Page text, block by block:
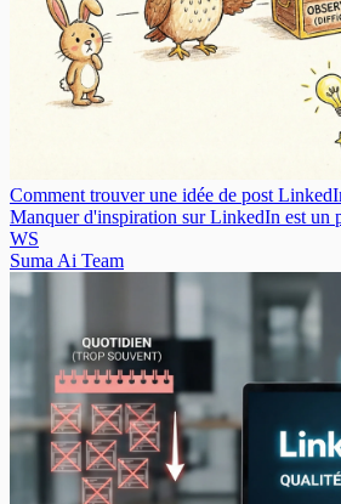
Comment trouver une idée de post
Manquer d'inspiration sur LinkedIn est un
WS
Suma Ai Team